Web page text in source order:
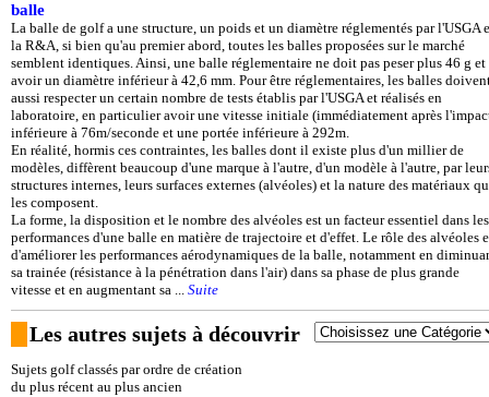
balle
La balle de golf a une structure, un poids et un diamètre réglementés par l'USGA
la R&A, si bien qu'au premier abord, toutes les balles proposées sur le marché
semblent identiques. Ainsi, une balle réglementaire ne doit pas peser plus 46 g et
avoir un diamètre inférieur à 42,6 mm. Pour être réglementaires, les balles
aussi respecter un certain nombre de tests établis par l'USGA et réalisés en
laboratoire, en particulier avoir une vitesse initiale (immédiatement après
inférieure à 76m/seconde et une portée inférieure à 292m.
En réalité, hormis ces contraintes, les balles dont il existe plus d'un millier de
modèles, diffèrent beaucoup d'une marque à l'autre, d'un modèle à l'autre, par
structures internes, leurs surfaces externes (alvéoles) et la nature des matériaux
les composent.
La forme, la disposition et le nombre des alvéoles est un facteur essentiel dans les
performances d'une balle en matière de trajectoire et d'effet. Le rôle des alvéoles
d'améliorer les performances aérodynamiques de la balle, notamment en
sa trainée (résistance à la pénétration dans l'air) dans sa phase de plus grande
vitesse et en augmentant sa ... Suite
Les autres sujets à découvrir
Sujets golf classés par ordre de création
du plus récent au plus ancien